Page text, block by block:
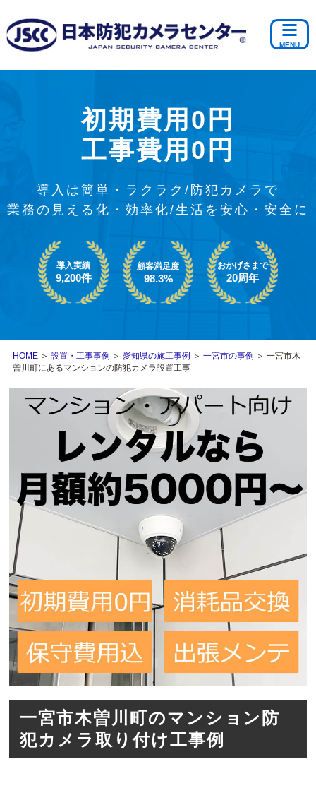
初期費用0円
工事費用0円
導入は簡単・ラクラク/防犯カメラで
業務の見える化・効率化/生活を安心・安全に
導入実績
9,200件
顧客満足度
98.3%
おかげさまで
20周年
HOME ＞設置・工事事例 ＞愛知県の施工事例 ＞一宮市の事例 ＞ 一宮市木
曽川町にあるマンションの防犯カメラ設置工事
一宮市木曽川町のマンション防
犯カメラ取り付け工事例